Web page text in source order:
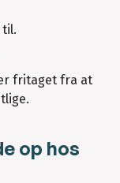
fritaget fra at
op hos